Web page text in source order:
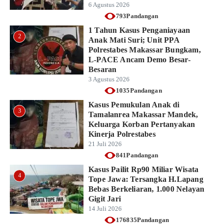
6 Agustus 2026
793Pandangan
2
1 Tahun Kasus Penganiayaan
Anak Mati Suri; Unit PPA
Polrestabes Makassar Bungkam,
L-PACE Ancam Demo Besar-
Besaran
3 Agustus 2026
1035Pandangan
3
Kasus Pemukulan Anak di
Tamalanrea Makassar Mandek,
Keluarga Korban Pertanyakan
Kinerja Polrestabes
21 Juli 2026
841Pandangan
4
Kasus Pailit Rp90 Miliar Wisata
Tope Jawa: Tersangka H.Lapang
Bebas Berkeliaran, 1.000 Nelayan
Gigit Jari
14 Juli 2026
176835Pandangan